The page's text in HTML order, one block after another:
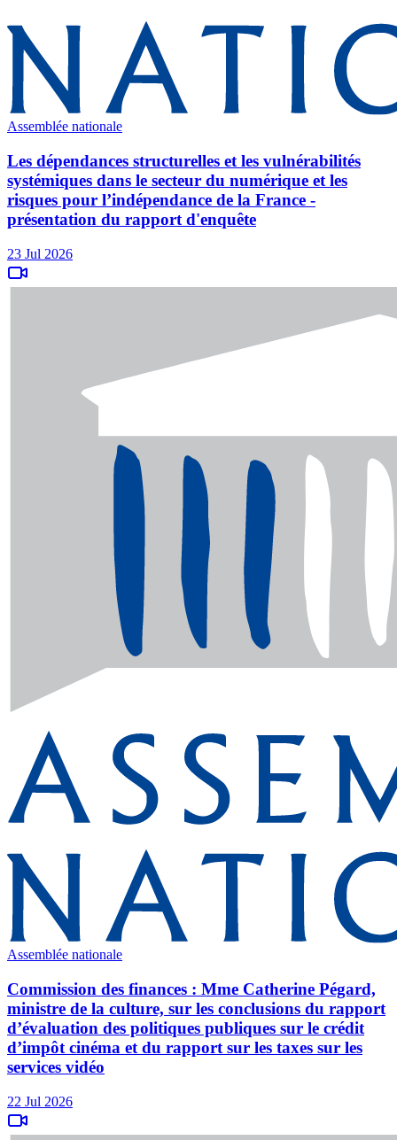
Assemblée nationale
Les dépendances structurelles et les vulnérabilités
systémiques dans le secteur du numérique et les
risques pour l’indépendance de la France -
présentation du rapport d'enquête
23 Jul 2026
Assemblée nationale
Commission des finances : Mme Catherine Pégard,
ministre de la culture, sur les conclusions du rapport
d’évaluation des politiques publiques sur le crédit
d’impôt cinéma et du rapport sur les taxes sur les
services vidéo
22 Jul 2026